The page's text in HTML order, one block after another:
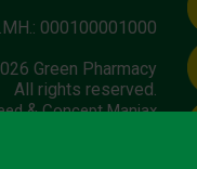
000100001000
Green Pharmacy
All rights reserved.
&Concept Maniax